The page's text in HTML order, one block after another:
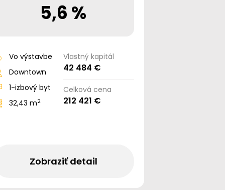
5,6 %
Vo výstavbe
Downtown
1-izbový byt
32,43 m2
Vlastný kapitál
42 484 €
Celková cena
212 421 €
Zobraziť detail